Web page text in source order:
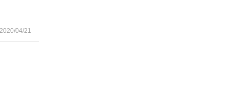
2020/04/21